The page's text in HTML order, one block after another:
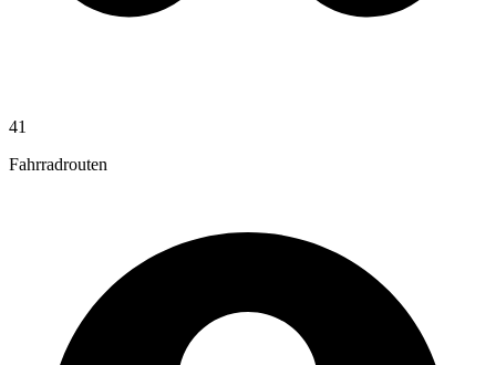
41
Fahrradrouten